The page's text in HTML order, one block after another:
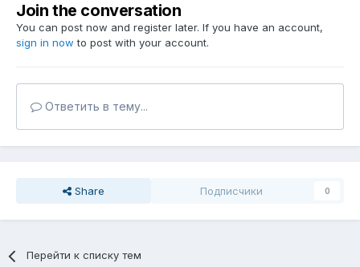
Join the conversation
You can post now and register later. If you have an account,
sign in now to post with your account.
Ответить в тему...
Share Подписчики 0
Перейти к списку тем